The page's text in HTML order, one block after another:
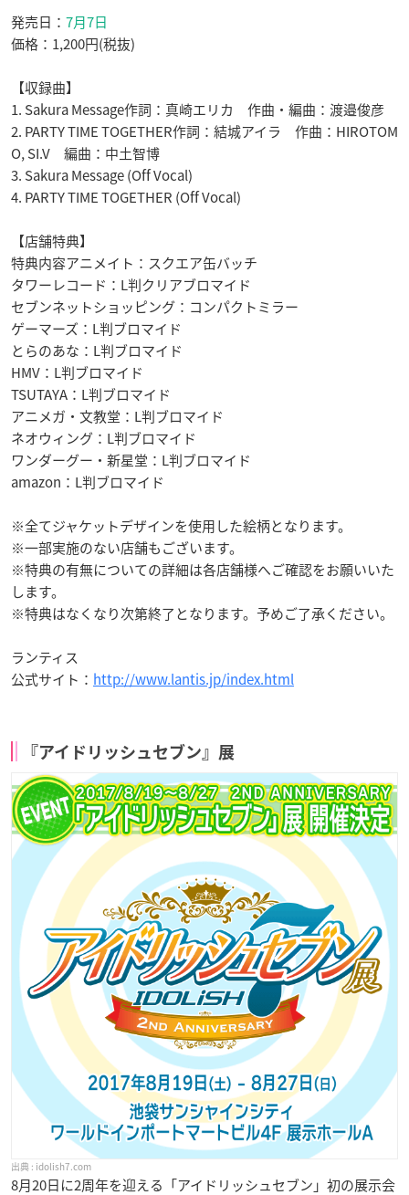
発売日： 7月7日
価格：1,200円(税抜)
【収録曲】
1. Sakura Message作詞：真崎エリカ 作曲・編曲：渡邉俊彦
2. PARTY TIME TOGETHER作詞：結城アイラ 作曲：HIROTOM
O, SI.V 編曲：中土智博
3. Sakura Message (Off Vocal)
4. PARTY TIME TOGETHER (Off Vocal)
【店舗特典】
特典内容アニメイト：スクエア缶バッチ
タワーレコード：L判クリアブロマイド
セブンネットショッピング：コンパクトミラー
ゲーマーズ：L判ブロマイド
とらのあな：L判ブロマイド
HMV：L判ブロマイド
TSUTAYA：L判ブロマイド
アニメガ・文教堂：L判ブロマイド
ネオウィング：L判ブロマイド
ワンダーグー・新星堂：L判ブロマイド
amazon：L判ブロマイド
※全てジャケットデザインを使用した絵柄となります。
※一部実施のない店舗もございます。
※特典の有無についての詳細は各店舗様へご確認をお願いいた
します。
※特典はなくなり次第終了となります。予めご了承ください。
ランティス
公式サイト： http://www.lantis.jp/index.html
『アイドリッシュセブン』展
idolish7.com
8月20日に2周年を迎える「アイドリッシュセブン」初の展示会